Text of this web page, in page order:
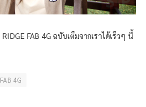
FAB 4G ฉบับเต็มจากเราได้เร็วๆ นี้
4G